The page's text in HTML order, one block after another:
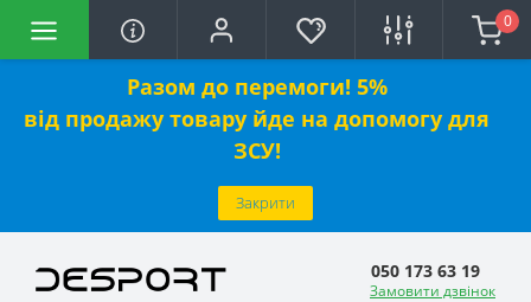
Разом до перемоги! 5%
від продажу товару йде на допомогу для
ЗСУ!
Закрити
0
050 173 63 19
Замовити дзвінок